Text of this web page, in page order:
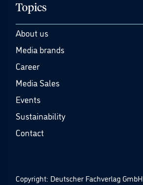
Topics
About us
Media brands
Career
Media Sales
Events
Sustainability
Contact
Copyright: Deutscher Fachverlag GmbH